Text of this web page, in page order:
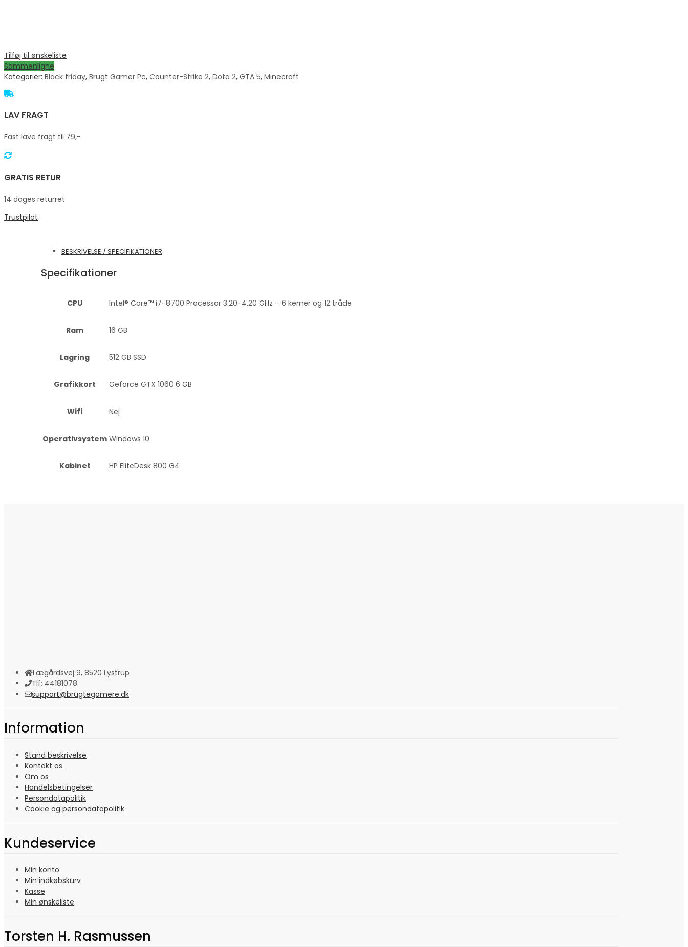
Tilføj til ønskeliste
Sammenligne
Kategorier: Black friday, Brugt Gamer Pc, Counter-Strike 2, Dota 2, GTA 5, Minecraft
LAV FRAGT
Fast lave fragt til 79,-
GRATIS RETUR
14 dages returret
Trustpilot
BESKRIVELSE / SPECIFIKATIONER
Specifikationer
CPU Intel® Core™ i7-8700 Processor 3.20-4.20 GHz – 6 kerner og 12 tråde
Ram 16 GB
Lagring 512 GB SSD
Grafikkort Geforce GTX 1060 6 GB
Wifi Nej
Operativsystem Windows 10
Kabinet HP EliteDesk 800 G4
Lægårdsvej 9, 8520 Lystrup
Tlf: 44181078
support@brugtegamere.dk
Information
Stand beskrivelse
Kontakt os
Om os
Handelsbetingelser
Persondatapolitik
Cookie og persondatapolitik
Kundeservice
Min konto
Min indkøbskurv
Kasse
Min ønskeliste
Torsten H. Rasmussen